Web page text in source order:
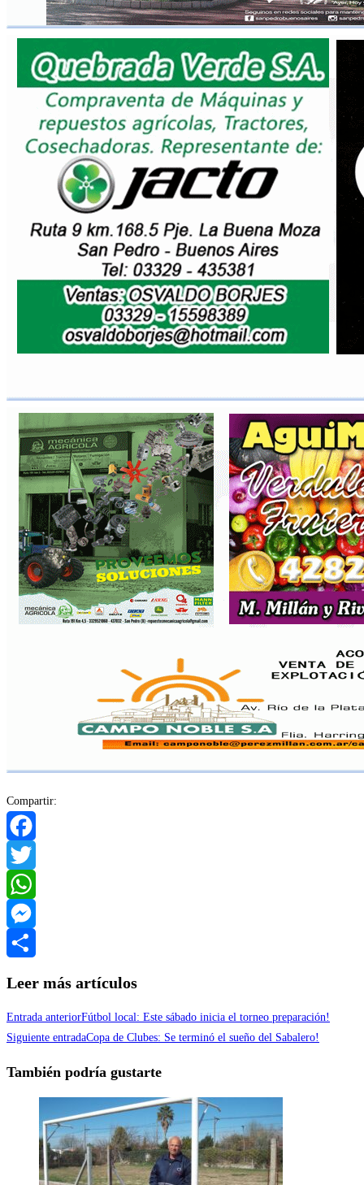
Compartir:
Facebook
Twitter
WhatsApp
Messenger
Leer más artículos
Entrada anteriorFútbol local: Este sábado inicia el torneo preparación!
Siguiente entradaCopa de Clubes: Se terminó el sueño del Sabalero!
También podría gustarte